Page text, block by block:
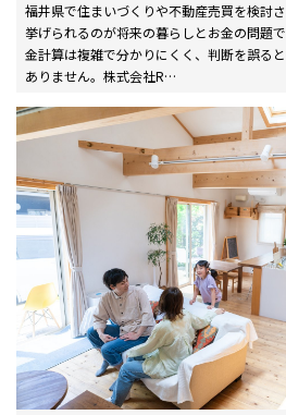
福井県で住まいづくりや不動産売買を検討
挙げられるのが将来の暮らしとお金の問題
金計算は複雑で分かりにくく、判断を誤る
ありません。株式会社R…